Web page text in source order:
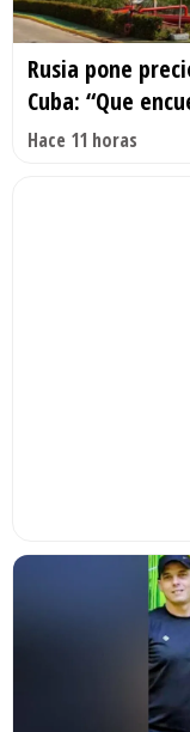
Rusia pone
Cuba: “Que
Hace 11 horas